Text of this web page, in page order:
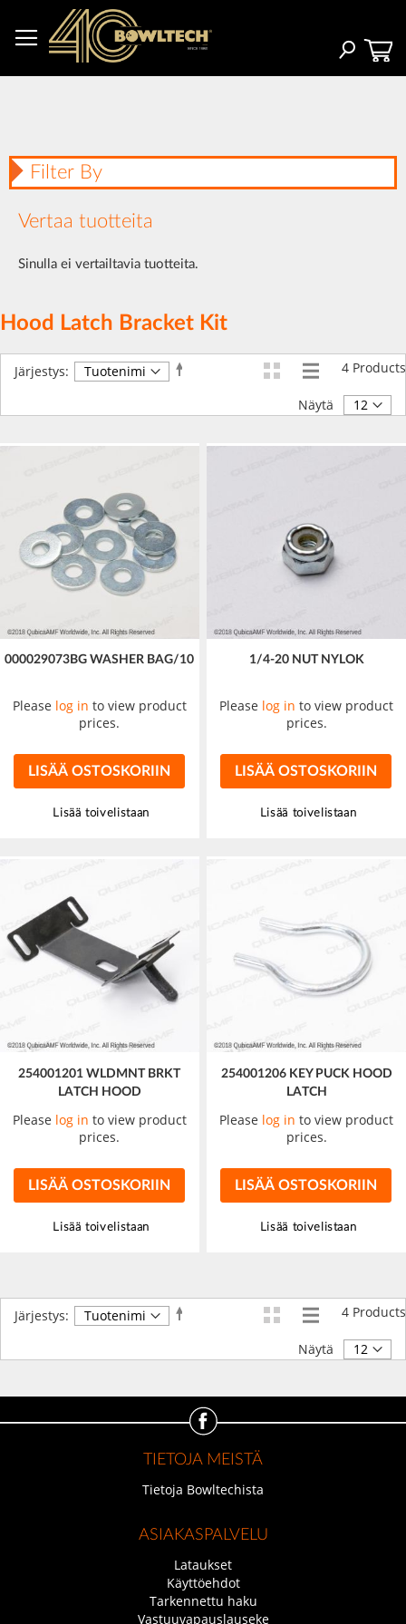
Content
Haku
Hood Latch Bracket Kit
4 Products
Järjestys:
Aseta
Näytä
000029073BG WASHER BAG/10
Please log in to view product
prices.
LISÄÄ OSTOSKORIIN
Lisää toivelistaan
1/4-20 NUT NYLOK
Please log in to view product
prices.
LISÄÄ OSTOSKORIIN
Lisää toivelistaan
254001201 WLDMNT BRKT
LATCH HOOD
Please log in to view product
prices.
LISÄÄ OSTOSKORIIN
Lisää toivelistaan
254001206 KEY PUCK HOOD
LATCH
Please log in to view product
prices.
LISÄÄ OSTOSKORIIN
Lisää toivelistaan
4 Products
Järjestys:
Aseta
Näytä
Filter By
Vertaa tuotteita
Sinulla ei vertailtavia tuotteita.
TIETOJA MEISTÄ
Tietoja Bowltechista
ASIAKASPALVELU
Lataukset
Käyttöehdot
Tarkennettu haku
Vastuuvapauslauseke